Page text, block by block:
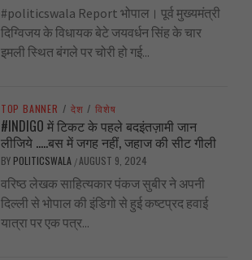
#politicswala Report भोपाल। पूर्व मुख्यमंत्री
दिग्विजय के विधायक बेटे जयवर्धन सिंह के चार
इमली स्थित बंगले पर चोरी हो गई...
TOP BANNER / देश / विशेष
#INDIGO में टिकट के पहले बदइंतज़ामी जान
लीजिये …..बस में जगह नहीं, जहाज की सीट गीली
BY POLITICSWALA /AUGUST 9, 2024
वरिष्ठ लेखक साहित्यकार पंकज सुबीर ने अपनी
दिल्ली से भोपाल की इंडिगो से हुई कष्टप्रद हवाई
यात्रा पर एक पत्र...